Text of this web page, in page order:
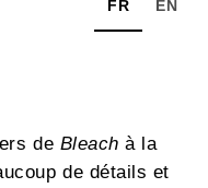
FR EN
de Bleach à la
de détails et